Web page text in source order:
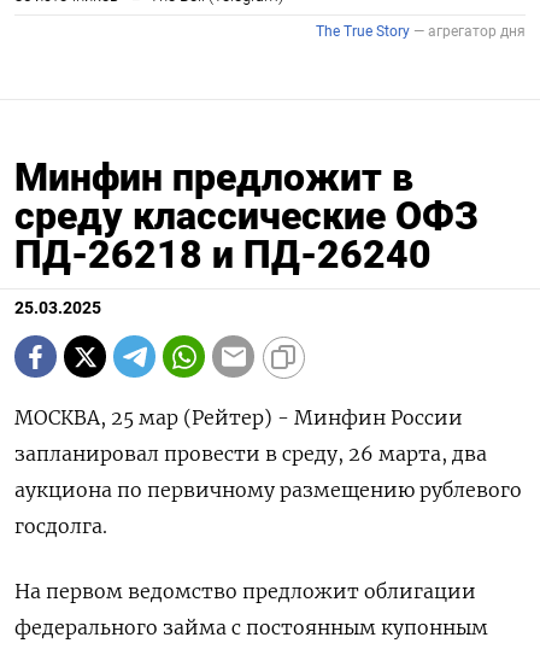
Минфин предложит в
среду классические ОФЗ
ПД-26218 и ПД-26240
25.03.2025
МОСКВА, 25 мар (Рейтер) - Минфин России
запланировал провести в среду, 26 марта, два
аукциона по первичному размещению рублевого
госдолга.
На первом ведомство предложит облигации
федерального займа с постоянным купонным